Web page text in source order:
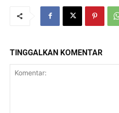
TINGGALKAN KOMENTAR